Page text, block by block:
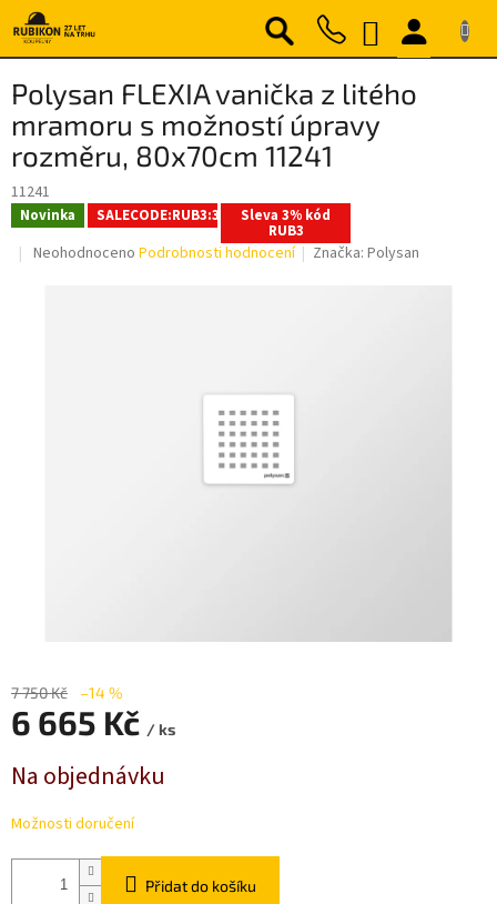
Přejít
na
obsah
NÁKUPNÍ
KOŠÍK
Polysan FLEXIA vanička z litého
mramoru s možností úpravy
rozměru, 80x70cm 11241
11241
Novinka SALECODE:RUB3:3:% Sleva 3% kód
RUB3
Průměrné
Neohodnoceno Podrobnosti hodnocení Značka:Polysan
7 750 Kč –14 %
6 665 Kč / ks
cena:
Na objednávku
Možnosti doručení
Přidat do košíku